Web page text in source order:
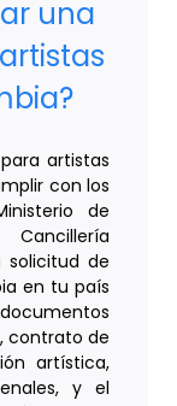
una
artistas
con los
de
solicitud de
en tu país
contrato de
artística,
y el